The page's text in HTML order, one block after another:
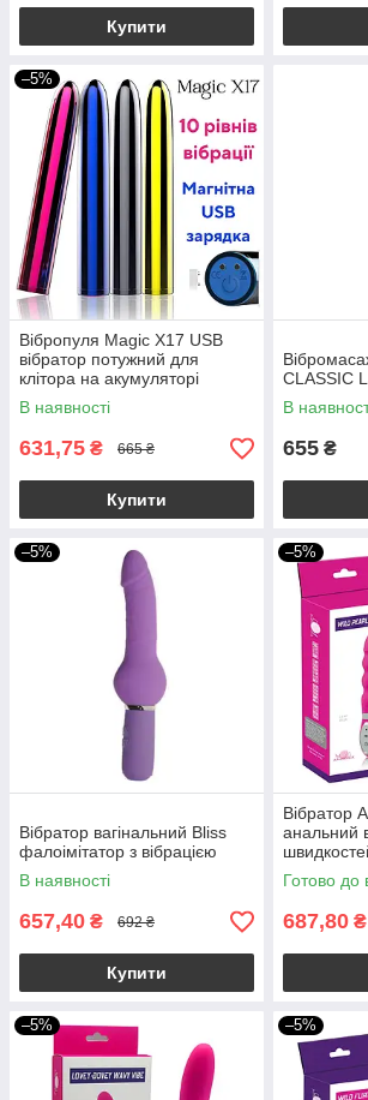
Купити
–5%
Вібропуля Magic X17 USB
вібратор потужний для
клітора на акумуляторі
В наявності
631,75 ₴ 665 ₴
Купити
CLASSIC
В
655 ₴
–5%
Вібратор вагінальний Bliss
фалоімітатор з вібрацією
В наявності
657,40 ₴ 692 ₴
Купити
–5%
Вібратор
анальний
Готово до
687,80 ₴
–5% –5%